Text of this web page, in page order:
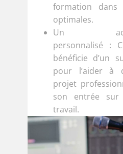
formation dans
optimales.
Un
personnalisé :
bénéficie d’un
pour l’aider à
projet
son entrée
travail.